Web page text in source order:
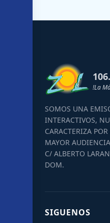
!La
SOMOS UNA
INTERACTIVOS,
CARACTERIZA
MAYOR
C/ ALBERTO
DOM.
SIGUENOS